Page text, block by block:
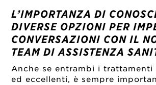
L’IMPORTANZA DI
DIVERSE OPZIONI PER
CONVERSAZIONI CON IL
TEAM DI ASSISTENZA
Anche se entrambi i trattamenti
ed eccellenti, è sempre